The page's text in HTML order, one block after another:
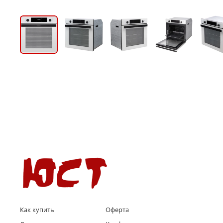
Как купить
Оферта